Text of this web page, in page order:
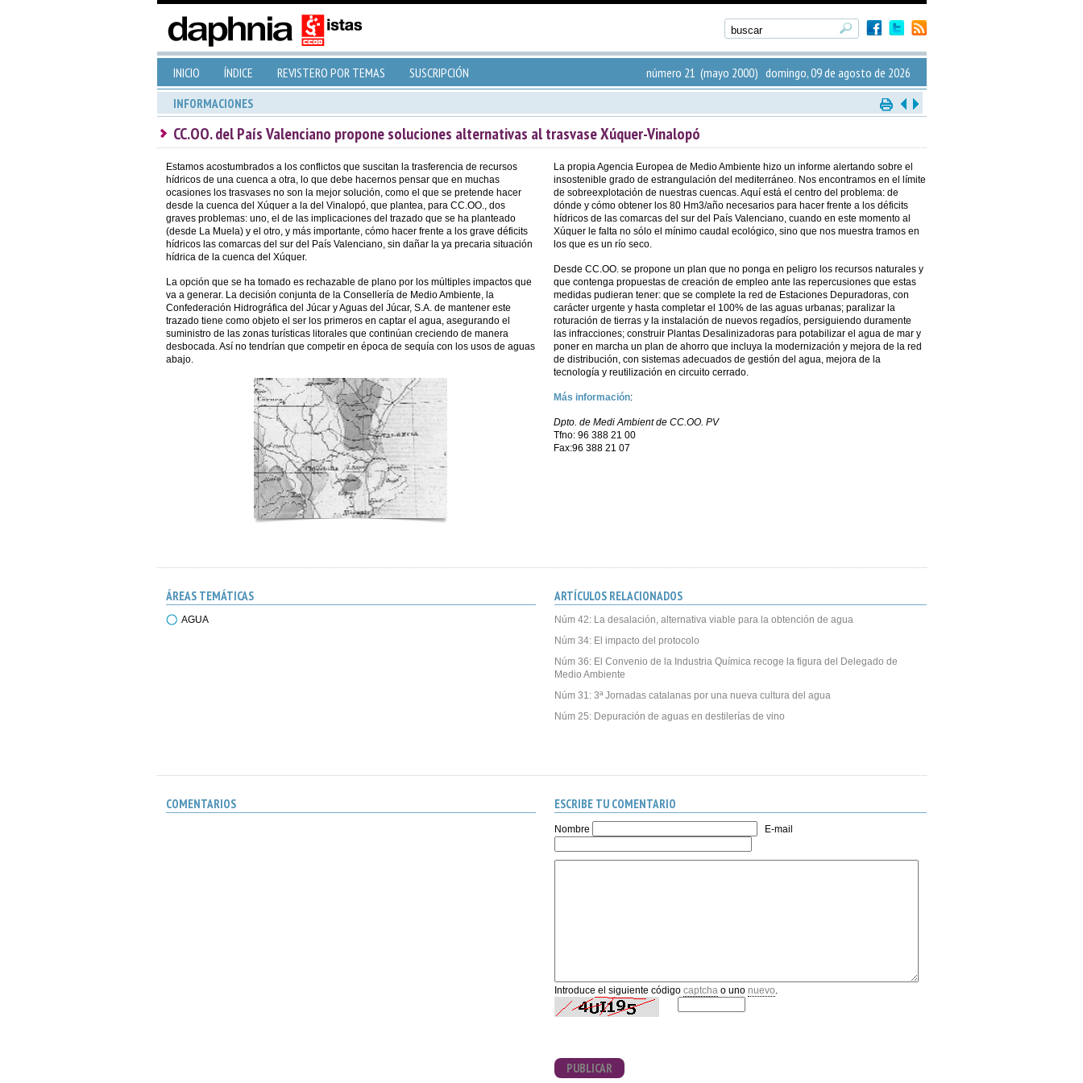
INICIO ÍNDICE REVISTERO POR TEMAS SUSCRIPCIÓN número 21 (mayo 2000) domingo, 09 de agosto de 2026
INFORMACIONES
CC.OO. del País Valenciano propone soluciones alternativas al trasvase Xúquer-Vinalopó
Estamos acostumbrados a los conflictos que suscitan la trasferencia de recursos
hídricos de una cuenca a otra, lo que debe hacernos pensar que en muchas
ocasiones los trasvases no son la mejor solución, como el que se pretende hacer
desde la cuenca del Xúquer a la del Vinalopó, que plantea, para CC.OO., dos
graves problemas: uno, el de las implicaciones del trazado que se ha planteado
(desde La Muela) y el otro, y más importante, cómo hacer frente a los grave déficits
hídricos las comarcas del sur del País Valenciano, sin dañar la ya precaria situación
hídrica de la cuenca del Xúquer.
La opción que se ha tomado es rechazable de plano por los múltiples impactos que
va a generar. La decisión conjunta de la Consellería de Medio Ambiente, la
Confederación Hidrográfica del Júcar y Aguas del Júcar, S.A. de mantener este
trazado tiene como objeto el ser los primeros en captar el agua, asegurando el
suministro de las zonas turísticas litorales que continúan creciendo de manera
desbocada. Así no tendrían que competir en época de sequía con los usos de aguas
abajo.
La propia Agencia Europea de Medio Ambiente hizo un informe alertando sobre el
insostenible grado de estrangulación del mediterráneo. Nos encontramos en el límite
de sobreexplotación de nuestras cuencas. Aquí está el centro del problema: de
dónde y cómo obtener los 80 Hm3/año necesarios para hacer frente a los déficits
hídricos de las comarcas del sur del País Valenciano, cuando en este momento al
Xúquer le falta no sólo el mínimo caudal ecológico, sino que nos muestra tramos en
los que es un río seco.
Desde CC.OO. se propone un plan que no ponga en peligro los recursos naturales y
que contenga propuestas de creación de empleo ante las repercusiones que estas
medidas pudieran tener: que se complete la red de Estaciones Depuradoras, con
carácter urgente y hasta completar el 100% de las aguas urbanas; paralizar la
roturación de tierras y la instalación de nuevos regadíos, persiguiendo duramente
las infracciones; construir Plantas Desalinizadoras para potabilizar el agua de mar y
poner en marcha un plan de ahorro que incluya la modernización y mejora de la red
de distribución, con sistemas adecuados de gestión del agua, mejora de la
tecnología y reutilización en circuito cerrado.
Más información:
Dpto. de Medi Ambient de CC.OO. PV
Tfno: 96 388 21 00
Fax:96 388 21 07
ÁREAS TEMÁTICAS
AGUA
ARTÍCULOS RELACIONADOS
Núm 42: La desalación, alternativa viable para la obtención de agua
Núm 34: El impacto del protocolo
Núm 36: El Convenio de la Industria Química recoge la figura del Delegado de
Medio Ambiente
Núm 31: 3ª Jornadas catalanas por una nueva cultura del agua
Núm 25: Depuración de aguas en destilerías de vino
COMENTARIOS ESCRIBE TU COMENTARIO
Nombre E-mail
Introduce el siguiente código captcha o uno nuevo
PUBLICAR